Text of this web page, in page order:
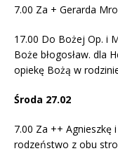
7.00 Za + Gerarda
17.00 Do Bożej Op. i
Boże błogosław. dla
opiekę Bożą w
Środa 27.02
7.00 Za ++ Agnieszkę
rodzeństwo z obu